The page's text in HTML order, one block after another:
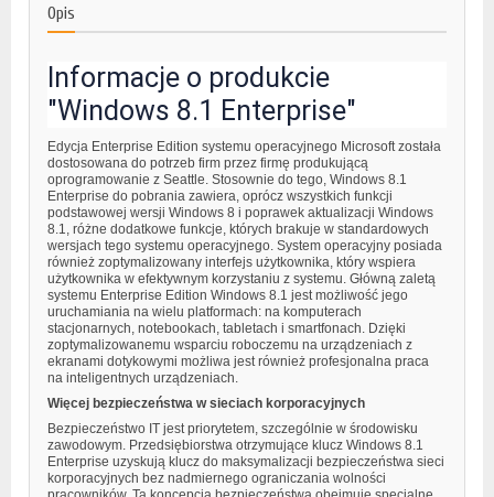
Opis
Informacje o produkcie
"Windows 8.1 Enterprise"
Edycja Enterprise Edition systemu operacyjnego Microsoft została
dostosowana do potrzeb firm przez firmę produkującą
oprogramowanie z Seattle. Stosownie do tego, Windows 8.1
Enterprise do pobrania zawiera, oprócz wszystkich funkcji
podstawowej wersji Windows 8 i poprawek aktualizacji Windows
8.1, różne dodatkowe funkcje, których brakuje w standardowych
wersjach tego systemu operacyjnego. System operacyjny posiada
również zoptymalizowany interfejs użytkownika, który wspiera
użytkownika w efektywnym korzystaniu z systemu. Główną zaletą
systemu Enterprise Edition Windows 8.1 jest możliwość jego
uruchamiania na wielu platformach: na komputerach
stacjonarnych, notebookach, tabletach i smartfonach. Dzięki
zoptymalizowanemu wsparciu roboczemu na urządzeniach z
ekranami dotykowymi możliwa jest również profesjonalna praca
na inteligentnych urządzeniach.
Więcej bezpieczeństwa w sieciach korporacyjnych
Bezpieczeństwo IT jest priorytetem, szczególnie w środowisku
zawodowym. Przedsiębiorstwa otrzymujące klucz Windows 8.1
Enterprise uzyskują klucz do maksymalizacji bezpieczeństwa sieci
korporacyjnych bez nadmiernego ograniczania wolności